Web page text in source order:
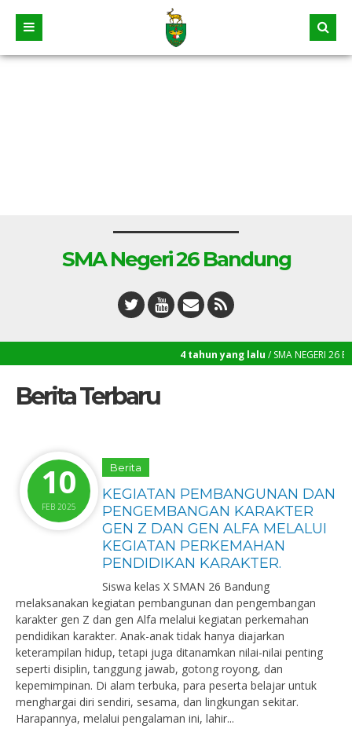
SMA Negeri 26 Bandung
/ SMA NEGERI 26 BANDUNG , Jl. Sukaluyu
4 tahun yang lalu/ Laman ini masih dalam proses
Berita Terbaru
10
FEB 2025
Berita
KEGIATAN PEMBANGUNAN DAN
PENGEMBANGAN KARAKTER
GEN Z DAN GEN ALFA MELALUI
KEGIATAN PERKEMAHAN
PENDIDIKAN KARAKTER.
Siswa kelas X SMAN 26 Bandung
melaksanakan kegiatan pembangunan dan pengembangan
karakter gen Z dan gen Alfa melalui kegiatan perkemahan
pendidikan karakter. Anak-anak tidak hanya diajarkan
keterampilan hidup, tetapi juga ditanamkan nilai-nilai penting
seperti disiplin, tanggung jawab, gotong royong, dan
kepemimpinan. Di alam terbuka, para peserta belajar untuk
menghargai diri sendiri, sesama, dan lingkungan sekitar.
Harapannya, melalui pengalaman ini, lahir...